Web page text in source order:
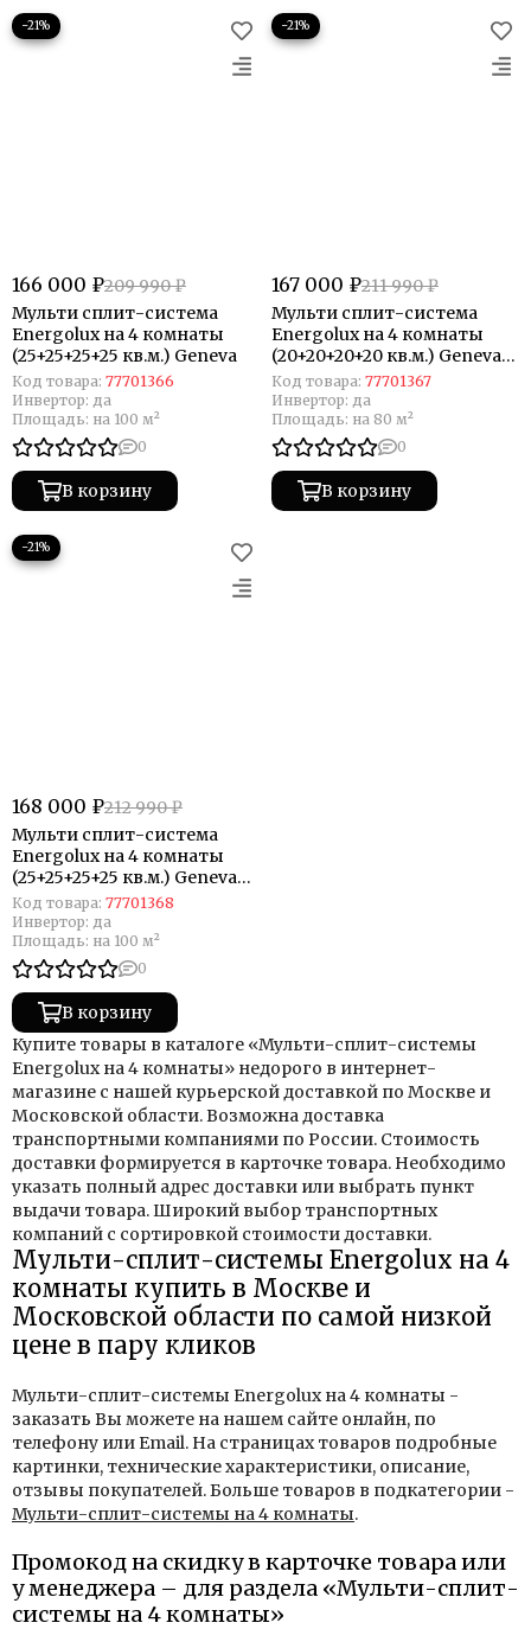
−21%
166 000 ₽209 990 ₽
Мульти сплит-система
Energolux на 4 комнаты
(25+25+25+25 кв.м.) Geneva
Код товара: 77701366
Инвертор: да
Площадь: на 100 м²
0
В корзину
−21%
167 000 ₽211 990 ₽
Мульти сплит-система
Energolux на 4 комнаты
(20+20+20+20 кв.м.) Geneva
Black
Код товара: 77701367
Инвертор: да
Площадь: на 80 м²
0
В корзину
−21%
168 000 ₽212 990 ₽
Мульти сплит-система
Energolux на 4 комнаты
(25+25+25+25 кв.м.) Geneva
Black
Код товара: 77701368
Инвертор: да
Площадь: на 100 м²
0
В корзину
Купите товары в каталоге «Мульти-сплит-системы
Energolux на 4 комнаты» недорого в интернет-
магазине с нашей курьерской доставкой по Москве и
Московской области. Возможна доставка
транспортными компаниями по России. Стоимость
доставки формируется в карточке товара. Необходимо
указать полный адрес доставки или выбрать пункт
выдачи товара. Широкий выбор транспортных
компаний с сортировкой стоимости доставки.
Мульти-сплит-системы Energolux на 4
комнаты купить в Москве и
Московской области по самой низкой
цене в пару кликов
Мульти-сплит-системы Energolux на 4 комнаты -
заказать Вы можете на нашем сайте онлайн, по
телефону или Email. На страницах товаров подробные
картинки, технические характеристики, описание,
отзывы покупателей. Больше товаров в подкатегории -
Мульти-сплит-системы на 4 комнаты.
Промокод на скидку в карточке товара или
у менеджера – для раздела «Мульти-сплит-
системы на 4 комнаты»